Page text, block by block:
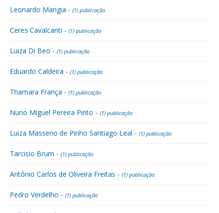
Leonardo Mangia - (1) publicação
Ceres Cavalcanti - (1) publicação
Luiza Di Beo - (1) publicação
Eduardo Caldeira - (1) publicação
Thamara França - (1) publicação
Nuno Miguel Pereira Pinto - (1) publicação
Luiza Masseno de Pinho Santiago Leal - (1) publicação
Tarcisio Brum - (1) publicação
Antônio Carlos de Oliveira Freitas - (1) publicação
Pedro Verdelho - (1) publicação